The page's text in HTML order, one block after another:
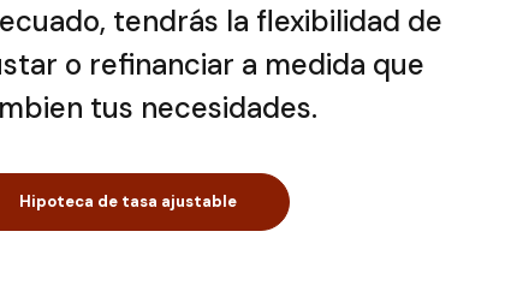
tendrás la flexibilidad de
o refinanciar a medida que
tus necesidades.
Hipoteca de tasa ajustable